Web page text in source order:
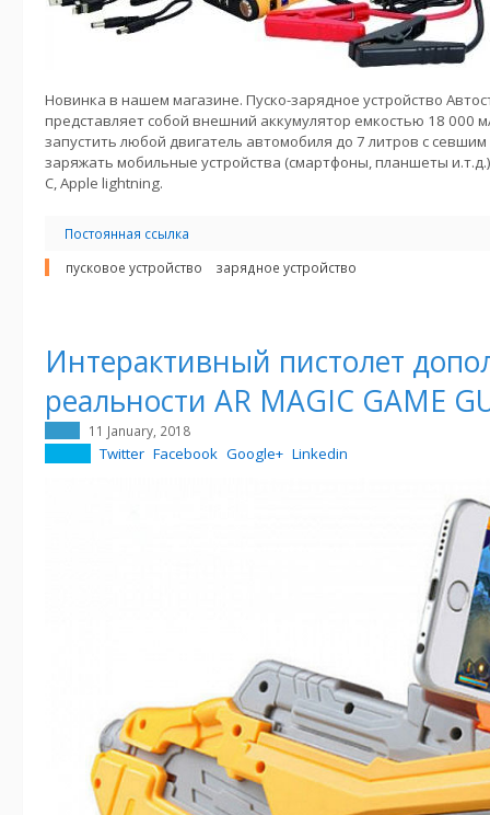
Новинка в нашем магазине. Пуско-зарядное устройство
представляет собой внешний аккумулятор емкостью 18 000
запустить любой двигатель автомобиля до 7 литров с
заряжать мобильные устройства (смартфоны, планшеты
C, Apple lightning.
Постоянная ссылка
пусковое устройство
зарядное устройство
Интерактивный пистолет
реальности AR MAGIC GAME
11 January, 2018
Twitter Facebook Google+ Linkedin